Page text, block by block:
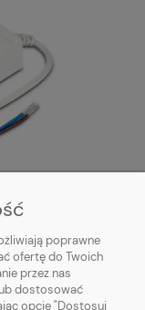
poprawne
ofertę do Twoich
przez nas
dostosować
opcję "Dostosuj